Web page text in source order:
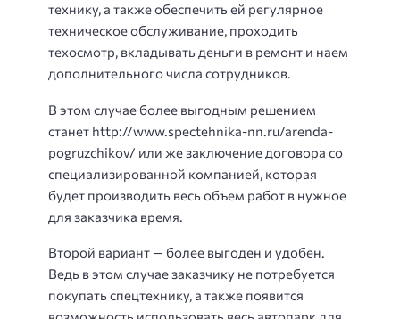
технику, а также обеспечить ей регулярное
техническое обслуживание, проходить
техосмотр, вкладывать деньги в ремонт и наем
дополнительного числа сотрудников.
В этом случае более выгодным решением
станет http://www.spectehnika-nn.ru/arenda-
pogruzchikov/ или же заключение договора со
специализированной компанией, которая
будет производить весь объем работ в нужное
для заказчика время.
Второй вариант — более выгоден и удобен.
Ведь в этом случае заказчику не потребуется
покупать спецтехнику, а также появится